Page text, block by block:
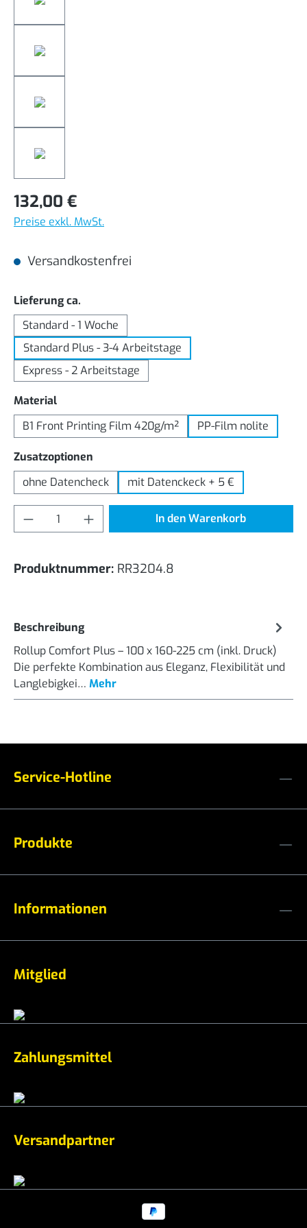
132,00 €
Preise exkl. MwSt.
Versandkostenfrei
Lieferung ca.
Standard - 1 Woche
Standard Plus - 3-4 Arbeitstage
Express - 2 Arbeitstage
Materialauswählen
B1 Front Printing Film 420g/m²
PP-Film nolite
Zusatzoptionen
ohne Datencheck
mit Datenckeck + 5 €
Produkt Anzahl: Gib den gewünschten
In den Warenkorb
Produktnummer: RR3204.8
Beschreibung
Rollup Comfort Plus – 100 x 160-225 cm (inkl. Druck)
Die perfekte Kombination aus Eleganz, Flexibilität und
Langlebigkei… Mehr
Service-Hotline
Produkte
Informationen
Mitglied
Zahlungsmittel
Versandpartner